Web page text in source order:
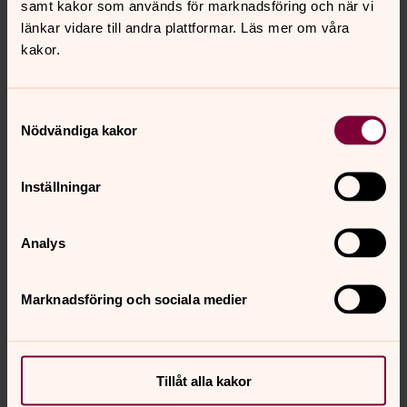
samt kakor som används för marknadsföring och när vi
länkar vidare till andra plattformar. Läs mer om våra
kakor.
Nödvändiga kakor
Inställningar
Analys
Marknadsföring och sociala medier
Tillåt alla kakor
Hör hur fågelropen höjs!
Hav och strand sig gläder.
Se hur mark och träd tar på sina sommarkläder.
Det är påsk på jorden.
Lars Viper, kyrkoherde
Senast ändrad 19 februari 2026
Synpunkter eller frågor på sidans